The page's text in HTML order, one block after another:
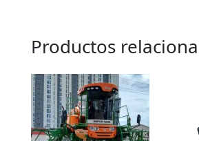
Productos